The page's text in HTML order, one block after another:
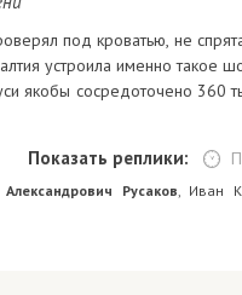
под кроватью, не
устроила именно такое
якобы сосредоточено 360
Показать реплики:
Русаков, Иван